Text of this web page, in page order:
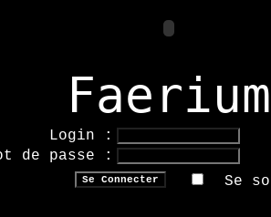
Faerium
Login :
de passe :
Se